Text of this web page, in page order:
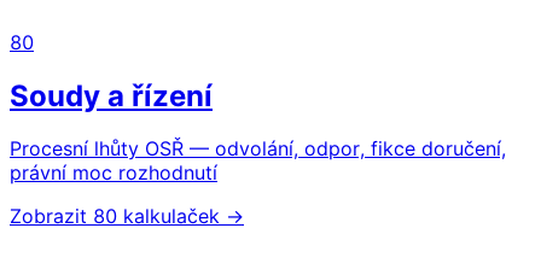
80
Soudy a řízení
Procesní lhůty OSŘ — odvolání, odpor, fikce doručení,
právní moc rozhodnutí
Zobrazit 80 kalkulaček →